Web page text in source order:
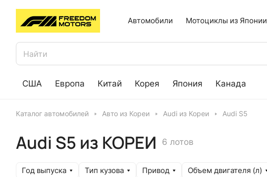
Автомобили Мотоциклы из Японии
США Европа Китай Корея Япония Канада
Каталог автомобилей Авто из Кореи Audi из Кореи Audi S5
Audi S5 из КОРЕИ 6 лотов
Год выпуска Тип кузова Привод Объем двигателя (л)